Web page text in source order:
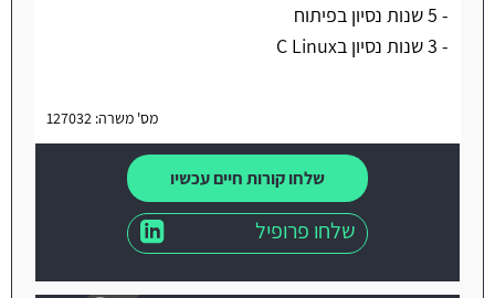
- 5 שנות נסיון בפיתוח
- 3 שנות נסיון בC Linux
מס' משרה: 127032
שלחו קורות חיים עכשיו
שלחו פרופיל